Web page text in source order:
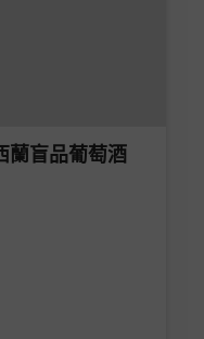
蘭盲品葡萄酒